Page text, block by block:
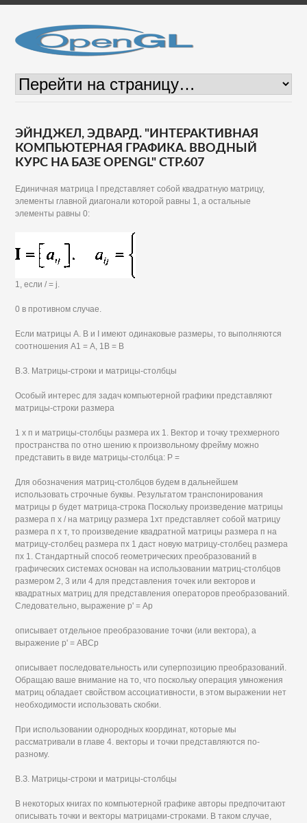
ЭЙНДЖЕЛ, ЭДВАРД. "ИНТЕРАКТИВНАЯ
КОМПЬЮТЕРНАЯ ГРАФИКА. ВВОДНЫЙ
КУРС НА БАЗЕ OPENGL" СТР.607
Единичная матрица I представляет собой квадратную матрицу,
элементы главной диагонали которой равны 1, а остальные
элементы равны 0:
1, если / = j.
0 в противном случае.
Если матрицы А. В и I имеют одинаковые размеры, то выполняются
соотношения А1 = А, 1В = В
В.З. Матрицы-строки и матрицы-столбцы
Особый интерес для задач компьютерной графики представляют
матрицы-строки размера
1 х п и матрицы-столбцы размера их 1. Вектор и точку трехмерного
пространства по отно шению к произвольному фрейму можно
представить в виде матрицы-столбца: Р =
Для обозначения матриц-столбцов будем в дальнейшем
использовать строчные буквы. Результатом транспонирования
матрицы р будет матрица-строка Поскольку произведение матрицы
размера п х / на матрицу размера 1хт представляет собой матрицу
размера п х т, то произведение квадратной матрицы размера п на
матрицу-столбец размера пх 1 даст новую матрицу-столбец размера
пх 1. Стандартный способ геометрических преобразований в
графических системах основан на использовании матриц-столбцов
размером 2, 3 или 4 для представления точек или векторов и
квадратных матриц для представления операторов преобразований.
Следовательно, выражение р' = Ар
описывает отдельное преобразование точки (или вектора), а
выражение р' = АВСр
описывает последовательность или суперпозицию преобразований.
Обращаю ваше внимание на то, что поскольку операция умножения
матриц обладает свойством ассоциативности, в этом выражении нет
необходимости использовать скобки.
При использовании однородных координат, которые мы
рассматривали в главе 4. векторы и точки представляются по-
разному.
В.З. Матрицы-строки и матрицы-столбцы
В некоторых книгах по компьютерной графике авторы предпочитают
описывать точки и векторы матрицами-строками. В таком случае,